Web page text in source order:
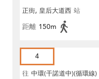
正街, 皇后大道西 站
距離 150m
4
往 中環(干諾道中)(循環線)